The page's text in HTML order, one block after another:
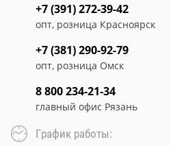
+7 (391) 272-39-42
опт, розница Красноярск
+7 (381) 290-92-79
опт, розница Омск
8 800 234-21-34
главный офис Рязань
График работы: